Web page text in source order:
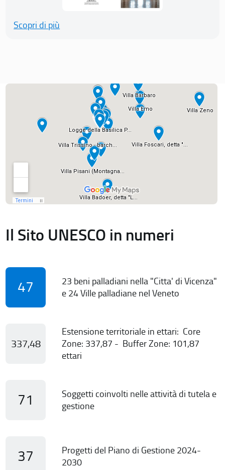
Scopri di più
Il Sito UNESCO in numeri
47
23 beni palladiani nella "Citta' di Vicenza"
e 24 Ville palladiane nel Veneto
337,48
Estensione territoriale in ettari: Core
Zone: 337,87 - Buffer Zone: 101,87
ettari
71
Soggetti coinvolti nelle attività di tutela e
gestione
37
Progetti del Piano di Gestione 2024-
2030